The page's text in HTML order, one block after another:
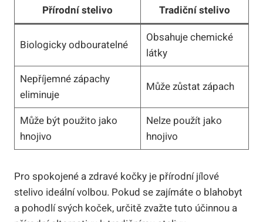
Přírodní stelivo Tradiční stelivo
Biologicky ⁢odbouratelné
Obsahuje chemické
‌látky
Nepříjemné zápachy​
eliminuje
Může zůstat zápach
Může​ být ​použito ⁣jako
hnojivo
Nelze použít ⁢jako
hnojivo
Pro spokojené a ​zdravé kočky je přírodní jílové
stelivo ideální⁤ volbou. ⁤Pokud se zajímáte⁤ o‍ blahobyt
a⁢ pohodlí svých koček,‍ určitě ⁢zvažte ‍tuto účinnou a